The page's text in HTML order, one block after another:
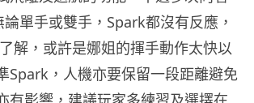
單手或雙手，Spark都沒有反應，
解，或許是娜姐的揮手動作太快以
Spark，人機亦要保留一段距離避免